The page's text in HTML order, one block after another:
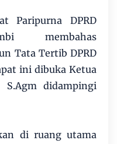
Paripurna DPRD
membahas
Tata Tertib DPRD
ini dibuka Ketua
didampingi
di ruang utama